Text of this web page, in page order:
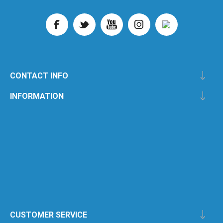
CONTACT INFO
INFORMATION
CUSTOMER SERVICE